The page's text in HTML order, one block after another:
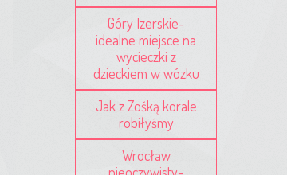
Góry Izerskie-
idealne miejsce na
wycieczki z
dzieckiem w wózku
Jak z Zośką korale
robiłyśmy
Wrocław